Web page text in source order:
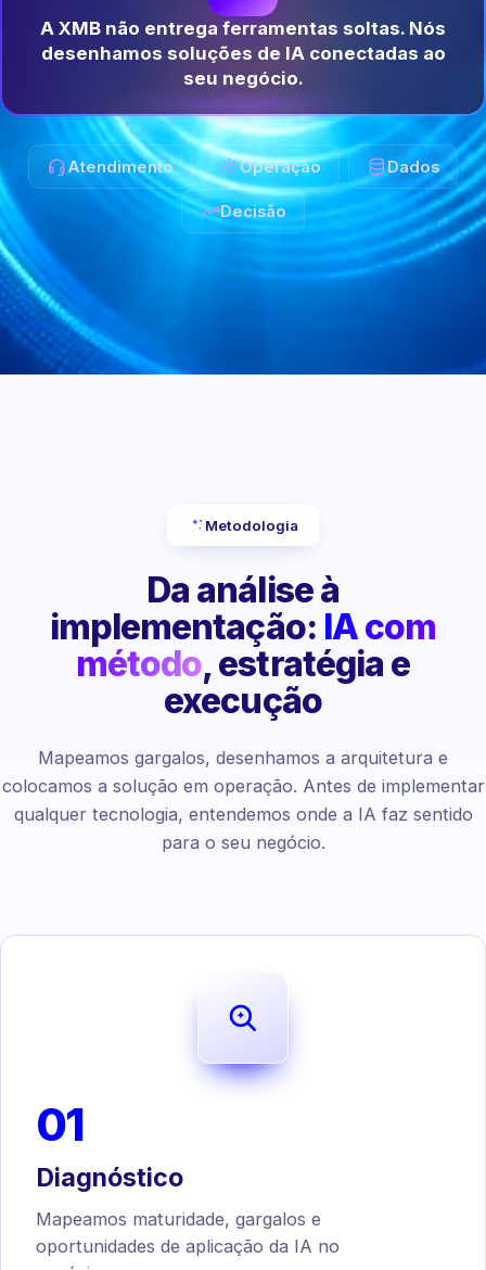
A XMB não entrega ferramentas soltas. Nós
desenhamos soluções de IA conectadas ao
seu negócio.
Atendimento Operação Dados
Decisão
Metodologia
Da análise à
implementação: IA com
método, estratégia e
execução
Mapeamos gargalos, desenhamos a arquitetura e
colocamos a solução em operação. Antes de implementar
qualquer tecnologia, entendemos onde a IA faz sentido
para o seu negócio.
01
Diagnóstico
Mapeamos maturidade, gargalos e
oportunidades de aplicação da IA no